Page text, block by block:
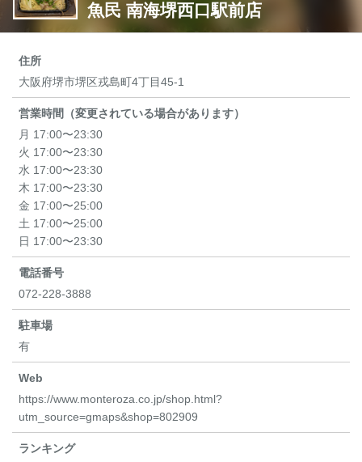
魚民 南海堺西口駅前店
住所
大阪府堺市堺区戎島町4丁目45-1
営業時間（変更されている場合があります）
月 17:00〜23:30
火 17:00〜23:30
水 17:00〜23:30
木 17:00〜23:30
金 17:00〜25:00
土 17:00〜25:00
日 17:00〜23:30
電話番号
072-228-3888
駐車場
有
Web
https://www.monteroza.co.jp/shop.html?
utm_source=gmaps&shop=802909
ランキング